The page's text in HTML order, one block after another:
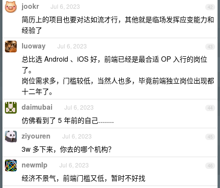
42
jookr Jul 6, 2023
简历上的项目也要对达如流才行，其他就是临场发挥应变能力和
经验了
43
luoway Jul 6, 2023
总比选 Android 、iOS 好，前端已经是最合适 OP 入行的岗位
了。
岗位需求多，门槛较低，当然人也多，毕竟前端独立岗位出现都
十二年了。
44
daimubai Jul 6, 2023
仿佛看到了 5 年前的自己........
45
ziyouren Jul 6, 2023
3w 多下来，你去的哪个机构？
46
newmlp Jul 6, 2023
经济不景气，前端门槛又低，暂时不好找